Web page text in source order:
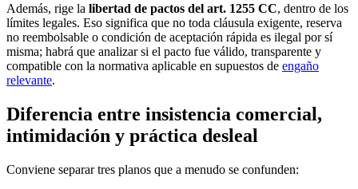
Además, rige la libertad de pactos del art. 1255 CC, dentro de los
límites legales. Eso significa que no toda cláusula exigente, reserva
no reembolsable o condición de aceptación rápida es ilegal por sí
misma; habrá que analizar si el pacto fue válido, transparente y
compatible con la normativa aplicable en supuestos de engaño
relevante.
Diferencia entre insistencia comercial,
intimidación y práctica desleal
Conviene separar tres planos que a menudo se confunden: